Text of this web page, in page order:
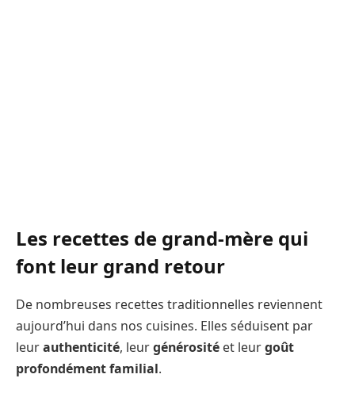
Les recettes de grand-mère qui
font leur grand retour
De nombreuses recettes traditionnelles reviennent
aujourd’hui dans nos cuisines. Elles séduisent par
leurauthenticité, leurgénérosité et leurgoût
profondément familial.